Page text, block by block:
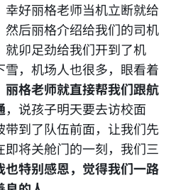
幸好丽格老师当机立断就给
然后丽格介绍给我们的司机
就卯足劲给我们开到了机
雪，机场人也很多，眼看着
丽格老师就直接帮我们跟航
，说孩子明天要去访校面
带到了队伍前面，让我们先
即将关舱门的一刻，我们三
也特别感恩，觉得我们一路